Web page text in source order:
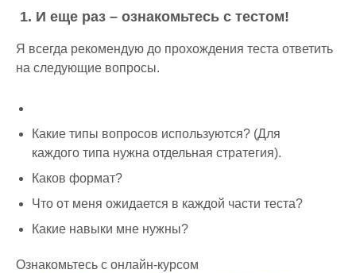
1. И еще раз – ознакомьтесь с тестом!
Я всегда рекомендую до прохождения теста ответить
на следующие вопросы.
Какие типы вопросов используются? (Для
каждого типа нужна отдельная стратегия).
Каков формат?
Что от меня ожидается в каждой части теста?
Какие навыки мне нужны?
Ознакомьтесь с онлайн-курсом